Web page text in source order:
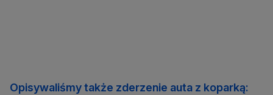
Opisywaliśmy także zderzenie auta z koparką: